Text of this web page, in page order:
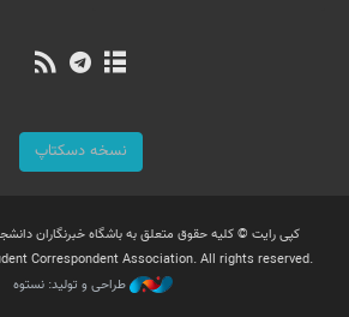
نسخه دسکتاپ
کپی رایت © کلیه حقوق متعلق به باشگاه خبرنگاران
Correspondent Association. All rights reserved.
طراحی و تولید: نستوه